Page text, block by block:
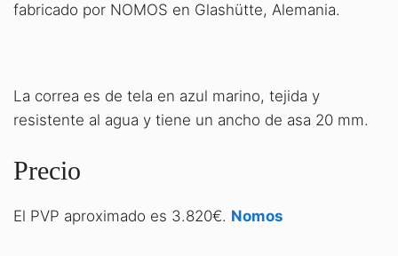
fabricado por NOMOS en Glashütte, Alemania.
La correa es de tela en azul marino, tejida y
resistente al agua y tiene un ancho de asa 20 mm.
Precio
El PVP aproximado es 3.820€. Nomos